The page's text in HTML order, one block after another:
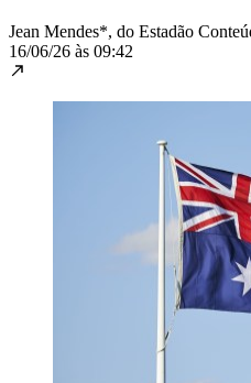
Jean Mendes*, do Estadão
16/06/26 às 09:42